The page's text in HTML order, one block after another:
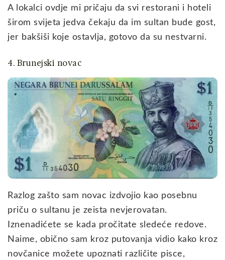
A lokalci ovdje mi pričaju da svi restorani i hoteli
širom svijeta jedva čekaju da im sultan bude gost,
jer bakšiši koje ostavlja, gotovo da su nestvarni.
4. Brunejski novac
Razlog zašto sam novac izdvojio kao posebnu
priču o sultanu je zeista nevjerovatan.
Iznenadićete se kada pročitate sledeće redove.
Naime, obično sam kroz putovanja vidio kako kroz
novčanice možete upoznati različite pisce,